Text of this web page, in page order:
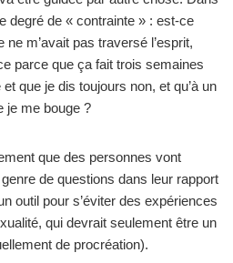
degré de « contrainte » : est-ce
ne m’avait pas traversé l’esprit,
parce que ça fait trois semaines
que je dis toujours non, et qu’à un
je me bouge ?
que des personnes vont
de questions dans leur rapport
outil pour s’éviter des expériences
qui devrait seulement être un
de procréation).